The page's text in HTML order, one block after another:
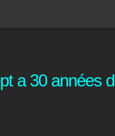
30 années